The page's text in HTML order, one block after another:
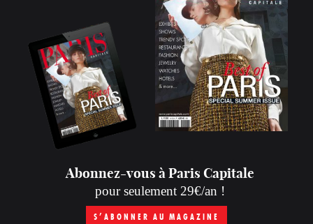
Abonnez-vous à Paris Capitale
pour seulement 29€/an !
S’ABONNER AU MAGAZINE